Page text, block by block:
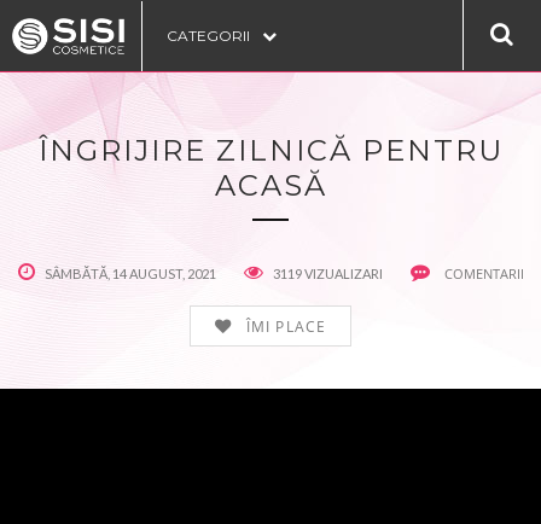
CATEGORII
ÎNGRIJIRE ZILNICĂ PENTRU
ACASĂ
SÂMBĂTĂ, 14 AUGUST, 2021 3119 VIZUALIZARI COMENTARII
ÎMI PLACE